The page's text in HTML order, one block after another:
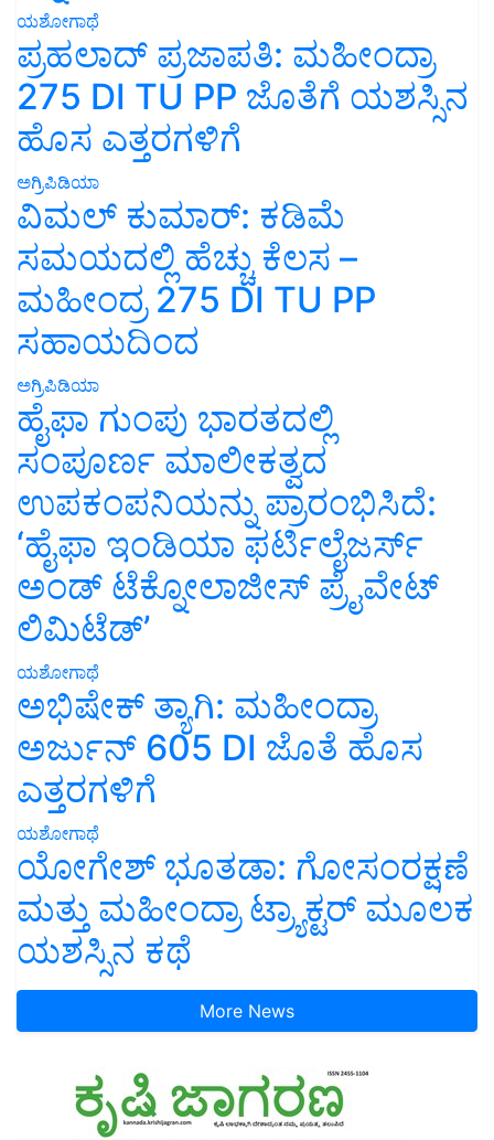
ಯಶೋಗಾಥೆ
ಪ್ರಹಲಾದ್ ಪ್ರಜಾಪತಿ: ಮಹೀಂದ್ರಾ
275 DI TU PP ಜೊತೆಗೆ ಯಶಸ್ಸಿನ
ಹೊಸ ಎತ್ತರಗಳಿಗೆ
ಅಗ್ರಿಪಿಡಿಯಾ
ವಿಮಲ್ ಕುಮಾರ್: ಕಡಿಮೆ
ಸಮಯದಲ್ಲಿ ಹೆಚ್ಚು ಕೆಲಸ –
ಮಹೀಂದ್ರ 275 DI TU PP
ಸಹಾಯದಿಂದ
ಅಗ್ರಿಪಿಡಿಯಾ
ಹೈಫಾ ಗುಂಪು ಭಾರತದಲ್ಲಿ
ಸಂಪೂರ್ಣ ಮಾಲೀಕತ್ವದ
ಉಪಕಂಪನಿಯನ್ನು ಪ್ರಾರಂಭಿಸಿದೆ:
‘ಹೈಫಾ ಇಂಡಿಯಾ ಫರ್ಟಿಲೈಜರ್ಸ್
ಅಂಡ್ ಟೆಕ್ನೋಲಾಜೀಸ್ ಪ್ರೈವೇಟ್
ಲಿಮಿಟೆಡ್’
ಯಶೋಗಾಥೆ
ಅಭಿಷೇಕ್ ತ್ಯಾಗಿ: ಮಹೀಂದ್ರಾ
ಅರ್ಜುನ್ 605 DI ಜೊತೆ ಹೊಸ
ಎತ್ತರಗಳಿಗೆ
ಯಶೋಗಾಥೆ
ಯೋಗೇಶ್ ಭೂತಡಾ: ಗೋಸಂರಕ್ಷಣೆ
ಮತ್ತು ಮಹೀಂದ್ರಾ ಟ್ರ್ಯಾಕ್ಟರ್ ಮೂಲಕ
ಯಶಸ್ಸಿನ ಕಥೆ
More News